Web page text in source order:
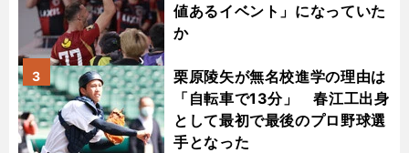
値あるイベント」になっていた
か
栗原陵矢が無名校進学の理由は
「自転車で13分」 春江工出身
として最初で最後のプロ野球選
手となった
3